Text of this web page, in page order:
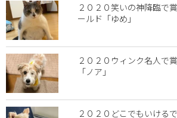
２０２０笑いの神降臨で
ールド「ゆめ」
２０２０ウィンク名人
「ノア」
２０２０どこでもいける